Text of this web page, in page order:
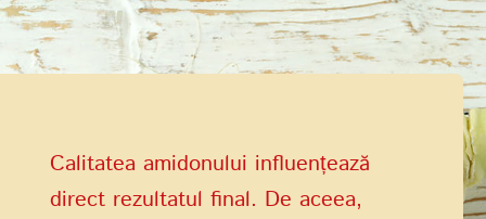
Calitatea amidonului influențează
direct rezultatul final. De aceea,